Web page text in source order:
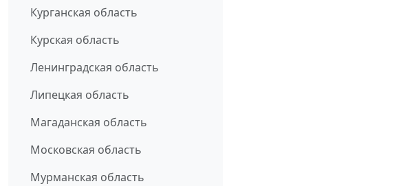
Курганская область
Курская область
Ленинградская область
Липецкая область
Магаданская область
Московская область
Мурманская область